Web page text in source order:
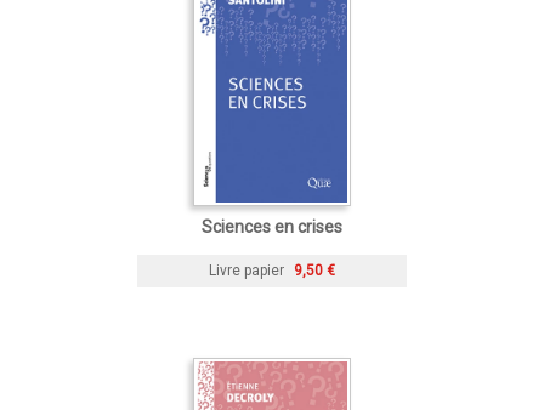
Sciences en crises
Livre papier 9,50 €